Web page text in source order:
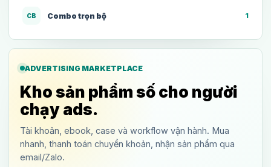
CB Combo trọn bộ 1
ADVERTISING MARKETPLACE
Kho sản phẩm số cho người
chạy ads.
Tài khoản, ebook, case và workflow vận hành. Mua
nhanh, thanh toán chuyển khoản, nhận sản phẩm qua
email/Zalo.